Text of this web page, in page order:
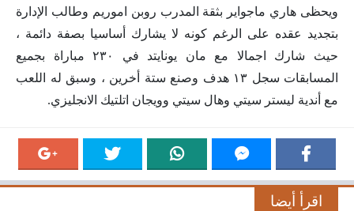
ويحظى هاري ماجواير بثقة المدرب روبن اموريم وطالب الإدارة
بتجديد عقده على الرغم كونه لا يشارك أساسيا بصفة دائمة ،
حيث شارك اجمالا مع مان يونايتد في ٢٣٠ مباراة بجميع
المسابقات سجل ١٣ هدف وصنع ستة أخرين ، وسبق له اللعب
مع أندية ليستر سيتي وهال سيتي وويجان اتلتيك الانجليزي.
اقرأ أيضا